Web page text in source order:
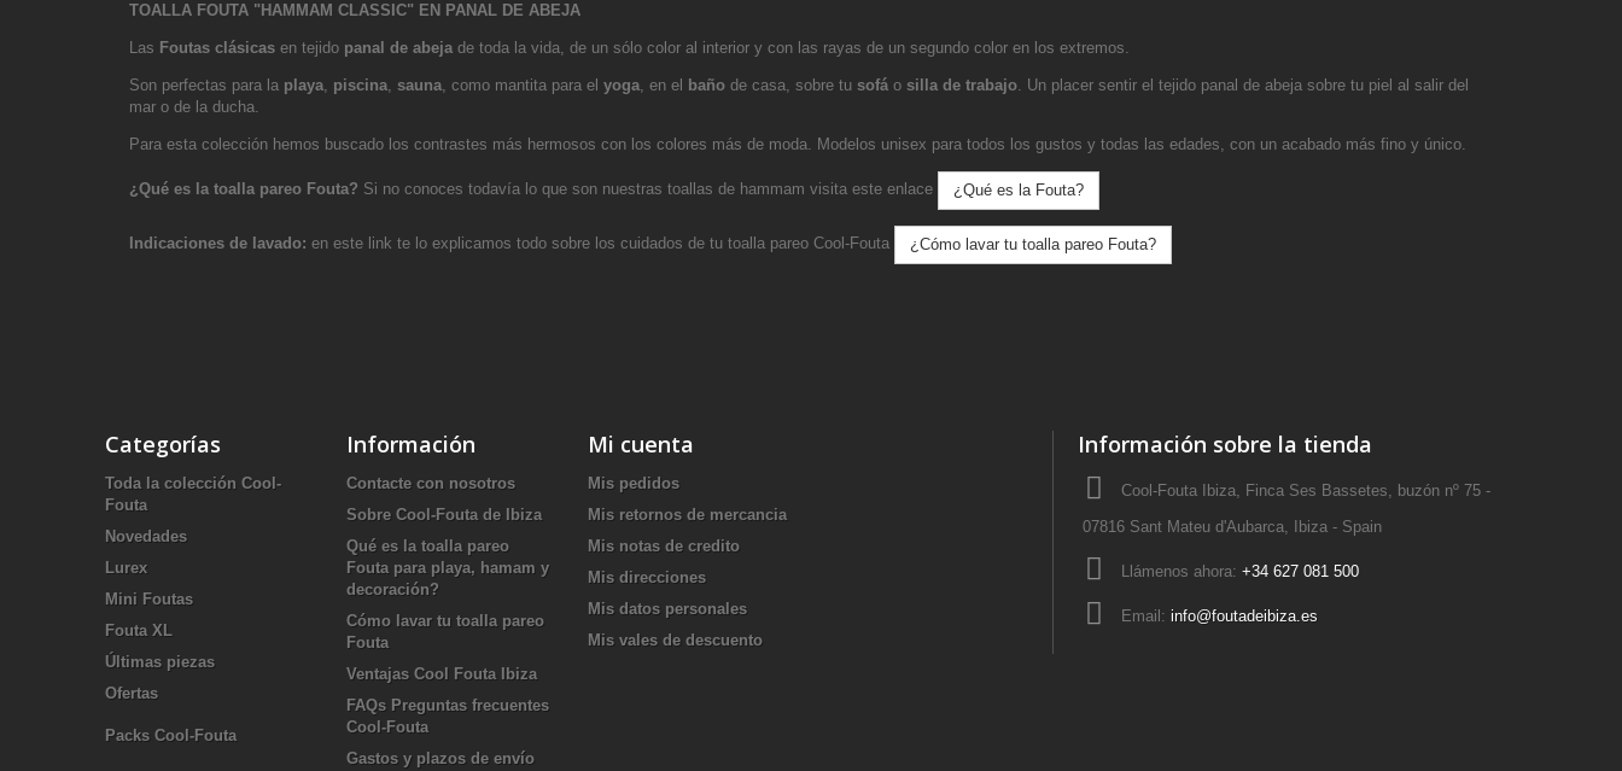
TOALLA FOUTA "HAMMAM CLASSIC" EN PANAL DE ABEJA
Las Foutas clásicas en tejido panal de abeja de toda la vida, de un sólo color al interior y con las rayas de un segundo color en los extremos.
Son perfectas para la playa, piscina, sauna, como mantita para el yoga, en el baño de casa, sobre tu sofá o silla de trabajo. Un placer sentir el tejido panal de abeja sobre tu piel al salir del
mar o de la ducha.
Para esta colección hemos buscado los contrastes más hermosos con los colores más de moda. Modelos unisex para todos los gustos y todas las edades, con un acabado más fino y único.
¿Qué es la toalla pareo Fouta? Si no conoces todavía lo que son nuestras toallas de hammam visita este enlace ¿Qué es la Fouta?
Indicaciones de lavado: en este link te lo explicamos todo sobre los cuidados de tu toalla pareo Cool-Fouta ¿Cómo lavar tu toalla pareo Fouta?
Categorías
Toda la colección Cool-
Fouta
Novedades
Lurex
Mini Foutas
Fouta XL
Últimas piezas
Ofertas
Packs Cool-Fouta
Información
Contacte con nosotros
Sobre Cool-Fouta de Ibiza
Qué es la toalla pareo
Fouta para playa, hamam y
decoración?
Cómo lavar tu toalla pareo
Fouta
Ventajas Cool Fouta Ibiza
FAQs Preguntas frecuentes
Cool-Fouta
Gastos y plazos de envío
Mi cuenta
Mis pedidos
Mis retornos de mercancia
Mis notas de credito
Mis direcciones
Mis datos personales
Mis vales de descuento
Información sobre la tienda
Cool-Fouta Ibiza, Finca Ses Bassetes, buzón nº 75 -
07816 Sant Mateu d'Aubarca, Ibiza - Spain
Llámenos ahora: +34 627 081 500
Email: info@foutadeibiza.es